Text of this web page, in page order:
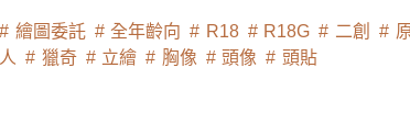
繪圖委託 全年齡向 R18 R18G 二創
人
獵奇 立繪 胸像 頭像 頭貼